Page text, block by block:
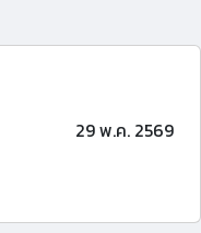
29 พ.ค. 2569